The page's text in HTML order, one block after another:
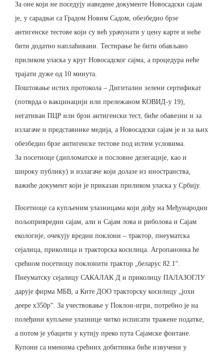
За оне који не поседују наведене документе Новосадски сајам
је, у сарадњи са Градом Новим Садом, обезбедио брзе
антигенске тестове који су већ урачунати у цену карте и неће
бити додатно наплаћивани. Тестирање ће бити обављано
приликом уласка у круг Новосадског сајма, а процедура неће
трајати дуже од 10 минута.
Поштовање истих протокола – Дигитални зелени сертификат
(потврда о вакцинацији или прележаном КОВИД-у 19),
негативан ПЦР или брзи антигенски тест, биће обавезни и за
излагаче и представнике медија, а Новосадски сајам је и за њих
обезбедио брзе антигенске тестове под истим условима.
За посетиоце (дипломатске и пословне делегације, као и
широку публику) и излагаче који долазе из иностранства,
важиће документ који је приказан приликом уласка у Србију.
Посетиоце са купљеним улазницама који дођу на Међународни
пољопривредни сајам, али и Сајам лова и риболова и Сајам
екологије, очекују вредни поклони – трактор, пнеуматска
сејалица, приколица и тракторска косилица. Агропанонка ће
срећном посетиоцу поклонити трактор „беларус 82.1“.
Пнеуматску сејалицу САКАЛАК Д и приколицу ПАЛАЗОГЛУ
дарује фирма МБВ, а Ките ДОО тракторску косилицу „јохн
деере x350р“. За учествовање у Поклон-игри, потребно је на
полеђини купљене улазнице читко исписати тражене податке,
а потом је убацити у кутију преко пута Сајамске фонтане.
Купони са именима срећних добитника биће извучени у